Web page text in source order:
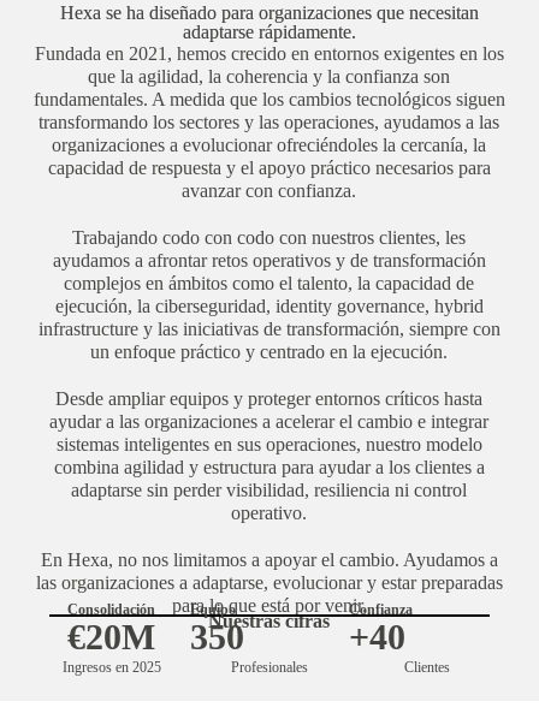
Hexa se ha diseñado para organizaciones que necesitan
adaptarse rápidamente.
Fundada en 2021, hemos crecido en entornos exigentes en los
que la agilidad, la coherencia y la confianza son
fundamentales. A medida que los cambios tecnológicos siguen
transformando los sectores y las operaciones, ayudamos a las
organizaciones a evolucionar ofreciéndoles la cercanía, la
capacidad de respuesta y el apoyo práctico necesarios para
avanzar con confianza.
Trabajando codo con codo con nuestros clientes, les
ayudamos a afrontar retos operativos y de transformación
complejos en ámbitos como el talento, la capacidad de
ejecución, la ciberseguridad, identity governance, hybrid
infrastructure y las iniciativas de transformación, siempre con
un enfoque práctico y centrado en la ejecución.
Desde ampliar equipos y proteger entornos críticos hasta
ayudar a las organizaciones a acelerar el cambio e integrar
sistemas inteligentes en sus operaciones, nuestro modelo
combina agilidad y estructura para ayudar a los clientes a
adaptarse sin perder visibilidad, resiliencia ni control
operativo.
En Hexa, no nos limitamos a apoyar el cambio. Ayudamos a
las organizaciones a adaptarse, evolucionar y estar preparadas
para lo que está por venir.
Nuestras cifras
Consolidación
€20M
Ingresos en 2025
Equipo
350
Profesionales
Confianza
+40
Clientes